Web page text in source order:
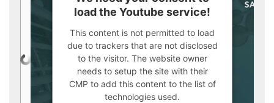
load the Youtube service!
This content is not permitted to load
due to trackers that are not disclosed
to the visitor. The website owner
needs to setup the site with their
CMP to add this content to the list of
technologies used.